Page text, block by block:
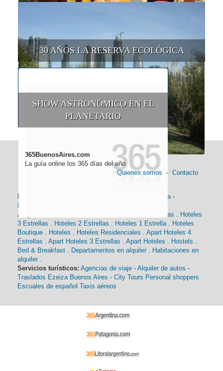
30 AÑOS LA RESERVA ECOLÓGICA
SHOW ASTRONÓMICO EN EL
PLANETARIO
365BuenosAires.com
La guía online los 365 días del año
Quienes somos - Contacto
Historia-
Alojamiento:
Hoteles 4 Estrellas . Hoteles
3 Estrellas . Hoteles 2 Estrellas . Hoteles 1 Estrella. Hoteles
Boutique . Hoteles . Hoteles Residenciales . Apart Hoteles 4
Estrellas . Apart Hoteles 3 Estrellas . Apart Hoteles . Hostels .
Bed & Breakfast . Departamentos en alquiler . Habitaciones en
alquiler .
Servicios turísticos: Agencias de viaje - Alquiler de autos -
Traslados Ezeiza Buenos Aires - City Tours Personal shoppers
Escuales de español Taxis aéreos